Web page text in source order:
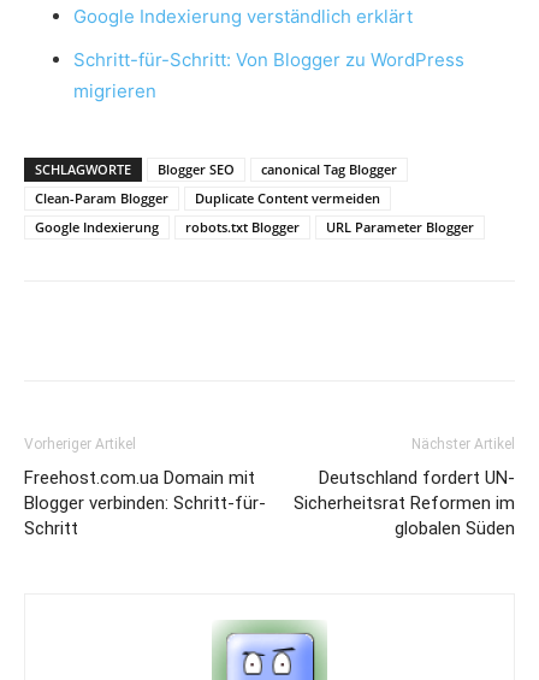
Google Indexierung verständlich erklärt
Schritt-für-Schritt: Von Blogger zu WordPress
migrieren
SCHLAGWORTE Blogger SEO
canonical Tag Blogger
Clean-Param Blogger
Duplicate Content vermeiden
Google Indexierung
robots.txt Blogger URL Parameter Blogger
Vorheriger Artikel
Freehost.com.ua Domain mit
Blogger verbinden: Schritt-für-
Schritt
Nächster Artikel
Deutschland fordert UN-
Sicherheitsrat Reformen im
globalen Süden